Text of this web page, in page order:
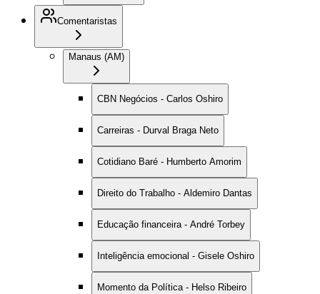
Comentaristas
Manaus (AM)
CBN Negócios - Carlos Oshiro
Carreiras - Durval Braga Neto
Cotidiano Baré - Humberto Amorim
Direito do Trabalho - Aldemiro Dantas
Educação financeira - André Torbey
Inteligência emocional - Gisele Oshiro
Momento da Política - Helso Ribeiro